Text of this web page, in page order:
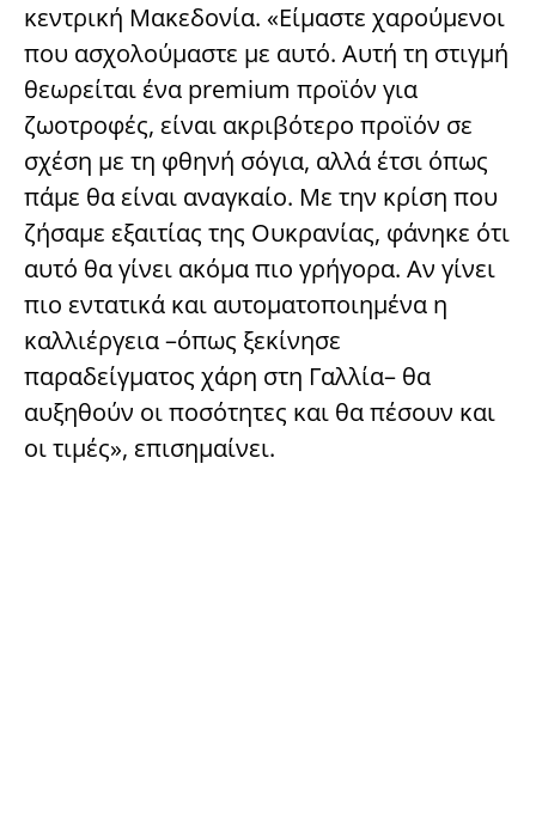
κεντρική Μακεδονία. «Είμαστε χαρούμενοι
που ασχολούμαστε με αυτό. Αυτή τη στιγμή
θεωρείται ένα premium προϊόν για
ζωοτροφές, είναι ακριβότερο προϊόν σε
σχέση με τη φθηνή σόγια, αλλά έτσι όπως
πάμε θα είναι αναγκαίο. Με την κρίση που
ζήσαμε εξαιτίας της Ουκρανίας, φάνηκε ότι
αυτό θα γίνει ακόμα πιο γρήγορα. Αν γίνει
πιο εντατικά και αυτοματοποιημένα η
καλλιέργεια –όπως ξεκίνησε
παραδείγματος χάρη στη Γαλλία– θα
αυξηθούν οι ποσότητες και θα πέσουν και
οι τιμές», επισημαίνει.